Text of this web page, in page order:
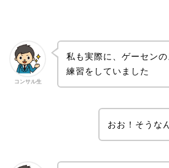
コンサル生
私も実際に、ゲーセン
練習をしていました
おお！そうな